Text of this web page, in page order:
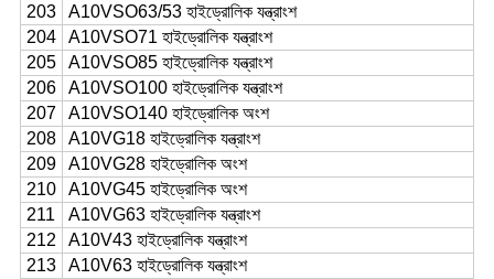
203
A10VSO63/53 হাইড্রোলিক যন্ত্রাংশ
204
A10VSO71 হাইড্রোলিক যন্ত্রাংশ
205
A10VSO85 হাইড্রোলিক যন্ত্রাংশ
206
A10VSO100 হাইড্রোলিক যন্ত্রাংশ
207
A10VSO140 হাইড্রোলিক অংশ
208
A10VG18 হাইড্রোলিক যন্ত্রাংশ
209
A10VG28 হাইড্রোলিক অংশ
210
A10VG45 হাইড্রোলিক অংশ
211
A10VG63 হাইড্রোলিক যন্ত্রাংশ
212
A10V43 হাইড্রোলিক যন্ত্রাংশ
213
A10V63 হাইড্রোলিক যন্ত্রাংশ